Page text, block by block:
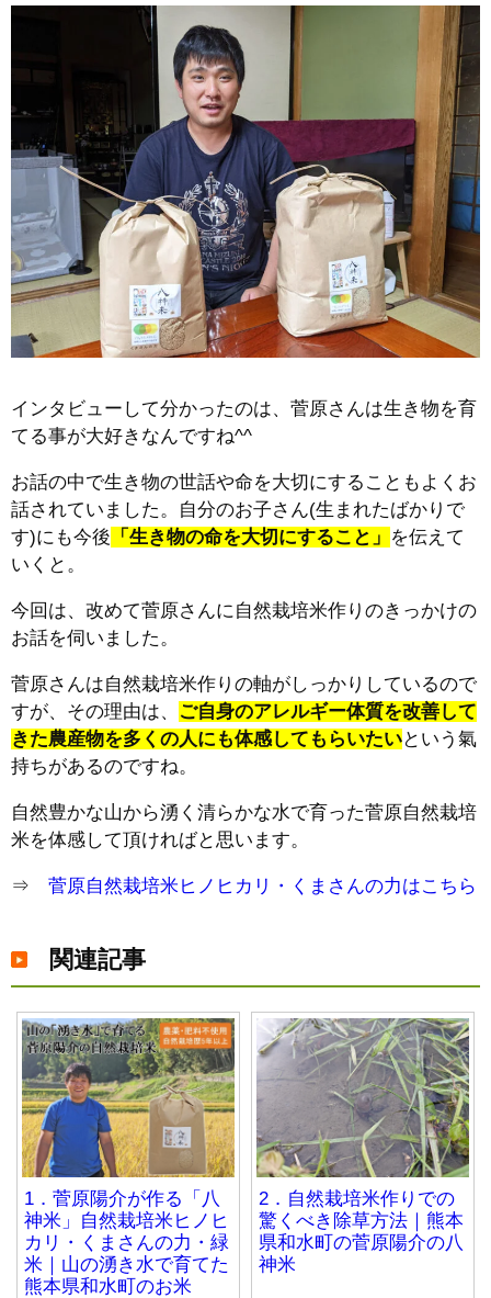
インタビューして分かったのは、菅原さんは生き物を育
てる事が大好きなんですね^^
お話の中で生き物の世話や命を大切にすることもよくお
話されていました。自分のお子さん(生まれたばかりで
す)にも今後 「生き物の命を大切にすること」 を伝えて
いくと。
今回は、改めて菅原さんに自然栽培米作りのきっかけの
お話を伺いました。
菅原さんは自然栽培米作りの軸がしっかりしているので
すが、その理由は、
ご自身のアレルギー体質を改善して
きた農産物を多くの人にも体感してもらいたいという氣
持ちがあるのですね。
自然豊かな山から湧く清らかな水で育った菅原自然栽培
米を体感して頂ければと思います。
⇒ 菅原自然栽培米ヒノヒカリ・くまさんの力はこちら
関連記事
1．菅原陽介が作る「八
神米」自然栽培米ヒノヒ
カリ・くまさんの力・緑
米｜山の湧き水で育てた
熊本県和水町のお米
2．自然栽培米作りでの
驚くべき除草方法｜熊本
県和水町の菅原陽介の八
神米